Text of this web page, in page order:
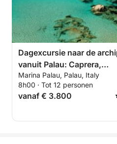
Dagexcursie naar de
vanuit Palau: Caprera,
Maddalena, Spargi en
Marina Palau, Palau, Italy
8h00 · Tot 12 personen
vanaf € 3.800